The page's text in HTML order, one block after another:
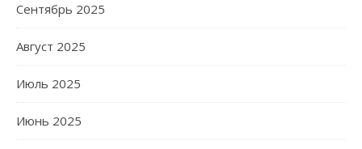
Сентябрь 2025
Август 2025
Июль 2025
Июнь 2025